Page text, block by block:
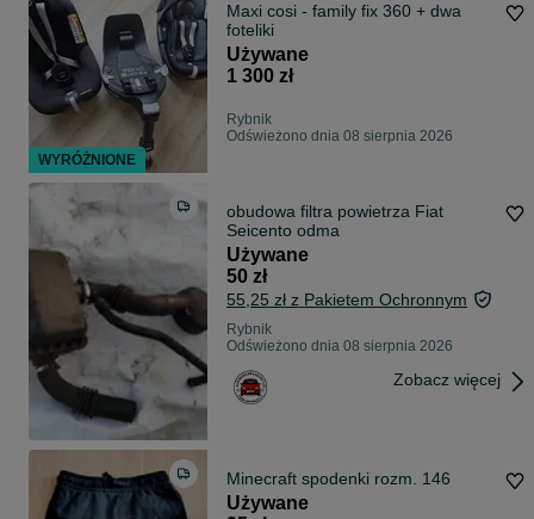
Maxi cosi - family fix 360 + dwa
foteliki
Używane
1 300 zł
Rybnik
Odświeżono dnia 08 sierpnia 2026
obudowa filtra powietrza Fiat
Seicento odma
Używane
50 zł
55,25 zł z Pakietem Ochronnym
Rybnik
Odświeżono dnia 08 sierpnia 2026
Zobacz więcej
Minecraft spodenki rozm. 146
Używane
WYRÓŻNIONE